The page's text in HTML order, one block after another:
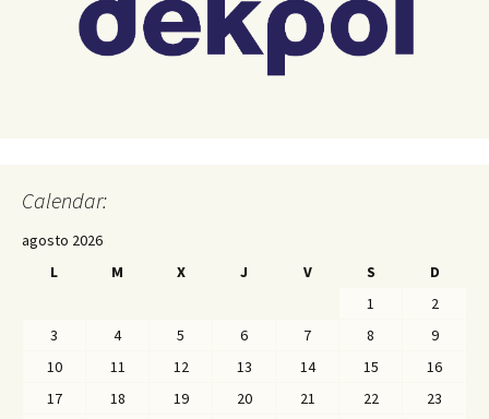
Calendar:
agosto 2026
L
M X J V S
D
1
2
3
4 5 6 7 8
9
10
11 12 13 14 15
16
17
18 19 20 21 22
23